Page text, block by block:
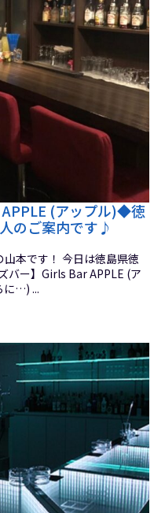
APPLE (アップル)◆徳
のご案内です♪
本です！ 今日は徳島県徳
バー】Girls Bar APPLE (ア
に…) ...